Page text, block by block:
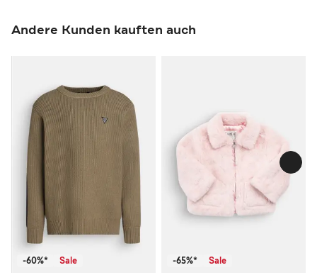
Andere Kunden kauften auch
-60%* Sale -65%* Sale